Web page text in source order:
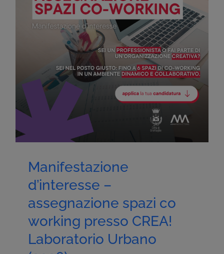
Manifestazione
d’interesse –
assegnazione spazi co
working presso CREA!
Laboratorio Urbano